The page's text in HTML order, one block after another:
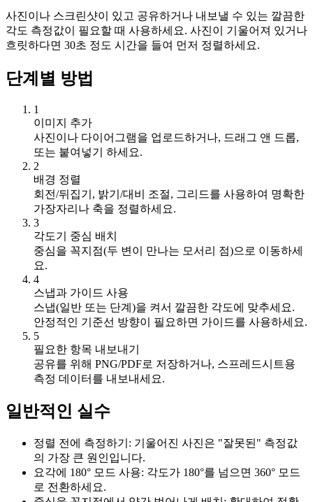
사진이나 스크린샷이 있고 공유하거나 내보낼 수 있는 깔끔한
각도 측정값이 필요할 때 사용하세요. 사진이 기울어져 있거나
흐릿하다면 30초 정도 시간을 들여 먼저 정렬하세요.
단계별 방법
1
이미지 추가
사진이나 다이어그램을 업로드하거나, 드래그 앤 드롭,
또는 붙여넣기 하세요.
2
배경 정렬
회전/뒤집기, 밝기/대비 조절, 그리드를 사용하여 명확한
가장자리나 축을 정렬하세요.
3
각도기 중심 배치
중심을 꼭지점(두 변이 만나는 모서리 점)으로 이동하세
요.
4
스냅과 가이드 사용
스냅(일반 또는 단계)을 켜서 깔끔한 각도에 맞추세요.
안정적인 기준선 방향이 필요하면 가이드를 사용하세요.
5
필요한 항목 내보내기
공유를 위해 PNG/PDF로 저장하거나, 스프레드시트용
측정 데이터를 내보내세요.
일반적인 실수
정렬 전에 측정하기: 기울어진 사진은 "잘못된" 측정값
의 가장 큰 원인입니다.
요각에 180° 모드 사용: 각도가 180°를 넘으면 360° 모드
로 전환하세요.